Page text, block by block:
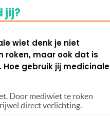
jij?
wiet denk je niet
roken, maar ook dat is
Hoe gebruik jij medicinale
Door mediwiet te roken
direct verlichting.